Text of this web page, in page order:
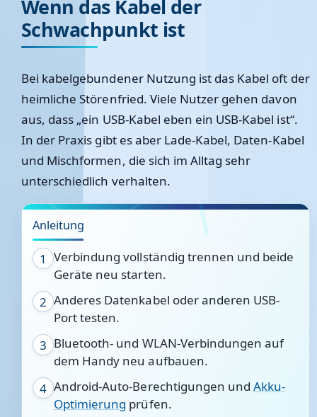
Wenn das Kabel der
Schwachpunkt ist
Bei kabelgebundener Nutzung ist das Kabel oft der
heimliche Störenfried. Viele Nutzer gehen davon
aus, dass „ein USB-Kabel eben ein USB-Kabel ist“.
In der Praxis gibt es aber Lade-Kabel, Daten-Kabel
und Mischformen, die sich im Alltag sehr
unterschiedlich verhalten.
Anleitung
1
Verbindung vollständig trennen und beide
Geräte neu starten.
2 Anderes Datenkabel oder anderen USB-
Port testen.
3 Bluetooth- und WLAN-Verbindungen auf
dem Handy neu aufbauen.
4 Android-Auto-Berechtigungen undAkku-
Optimierung prüfen.